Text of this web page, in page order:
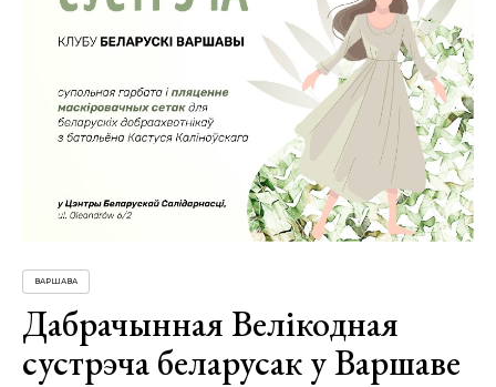
ВАРШАВА
Дабрачынная Велікодная
сустрэча беларусак у Варшаве